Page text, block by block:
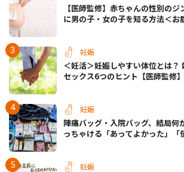
【医師監修】赤ちゃんの性別の
に男の子・女の子を知る方法＜お
妊娠
＜妊活＞妊娠しやすい体位とは？
セックス6つのヒント【医師監修】
妊娠
陣痛バッグ・入院バッグ、結局何
っちゃける「あってよかった」「
妊娠